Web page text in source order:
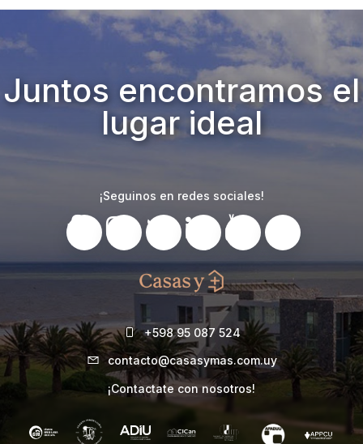
Juntos encontramos el
lugar ideal
¡Seguinos en redes sociales!
+598 95 087 524
contacto@casasymas.com.uy
¡Contactate con nosotros!